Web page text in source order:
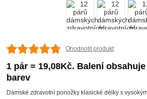
Ohodnotit produkt
1 pár = 19,08Kč. Balení
barev
Dámské zdravotní ponožky klasické délky s